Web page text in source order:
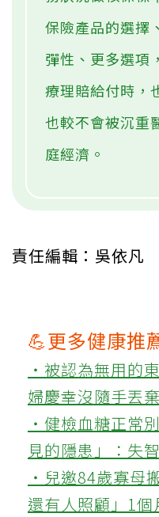
保險產品的選擇
彈性、更多選項
療理賠給付時，
也較不會被沉重
庭經濟。
責任編輯：吳依凡
💪更多健康推
‧被認為無用的
婦慶幸沒隨手丟
‧健檢血糖正常
見的隱患」：失
‧兒邀84歲寡母
還有人照顧」1